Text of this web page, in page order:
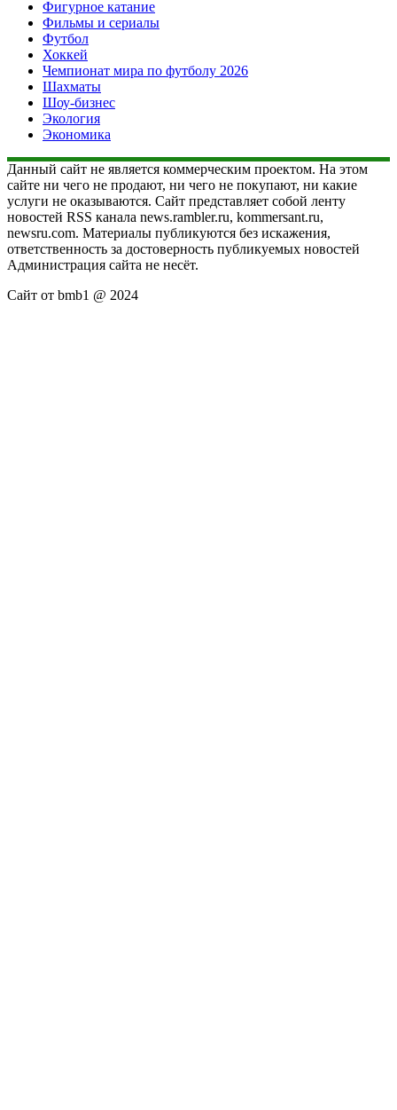
Фигурное катание
Фильмы и сериалы
Футбол
Хоккей
Чемпионат мира по футболу 2026
Шахматы
Шоу-бизнес
Экология
Экономика
Данный сайт не является коммерческим проектом. На этом
сайте ни чего не продают, ни чего не покупают, ни какие
услуги не оказываются. Сайт представляет собой ленту
новостей RSS канала news.rambler.ru, kommersant.ru,
newsru.com. Материалы публикуются без искажения,
ответственность за достоверность публикуемых новостей
Администрация сайта не несёт.
Сайт от bmb1 @ 2024